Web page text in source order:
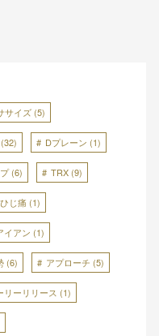
サイズ (5)
(32) Dプレーン (1)
(6) TRX (9)
ひじ痛 (1)
イアン (1)
(6) アプローチ (5)
リーリリース (1)